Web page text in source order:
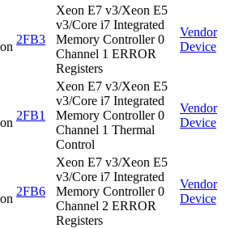
2FB3
Xeon E7 v3/Xeon E5
v3/Core i7 Integrated
Memory Controller 0
Channel 1 ERROR
Registers
Vendor
Device
2FB1
Xeon E7 v3/Xeon E5
v3/Core i7 Integrated
Memory Controller 0
Channel 1 Thermal
Control
Vendor
Device
2FB6
Xeon E7 v3/Xeon E5
v3/Core i7 Integrated
Memory Controller 0
Channel 2 ERROR
Registers
Vendor
Device